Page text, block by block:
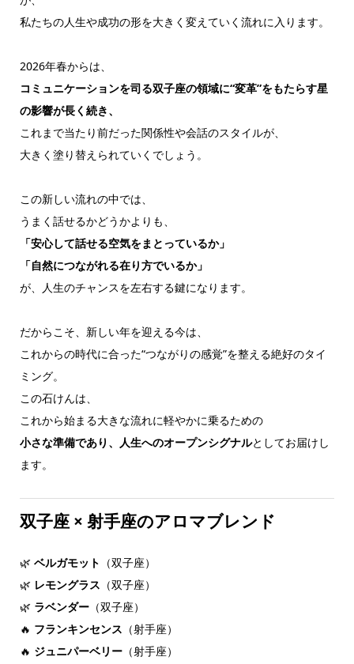
私たちの人生や成功の形を大きく変えていく流れに入ります。
2026年春からは、
コミュニケーションを司る双子座の領域に“変革”をもたらす星
の影響が長く続き、
これまで当たり前だった関係性や会話のスタイルが、
大きく塗り替えられていくでしょう。
この新しい流れの中では、
うまく話せるかどうかよりも、
「安心して話せる空気をまとっているか」
「自然につながれる在り方でいるか」
が、人生のチャンスを左右する鍵になります。
だからこそ、新しい年を迎える今は、
これからの時代に合った“つながりの感覚”を整える絶好のタイ
ミング。
この石けんは、
これから始まる大きな流れに軽やかに乗るための
小さな準備であり、人生へのオープンシグナルとしてお届けし
ます。
双子座 × 射手座のアロマブレンド
🌿 ベルガモット （双子座）
🌿 レモングラス （双子座）
🌿 ラベンダー（双子座）
🔥 フランキンセンス （射手座）
🔥 ジュニパーベリー（射手座）